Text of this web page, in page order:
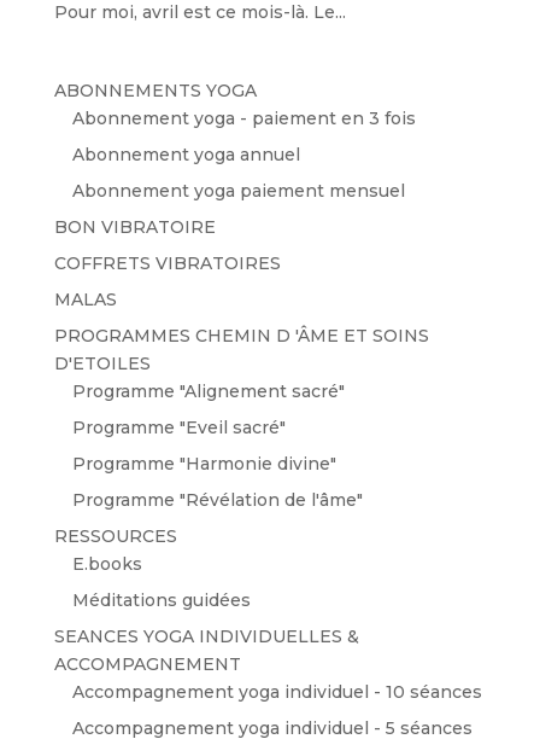
Pour moi, avril est ce mois-là. Le...
ABONNEMENTS YOGA
Abonnement yoga - paiement en 3 fois
Abonnement yoga annuel
Abonnement yoga paiement mensuel
BON VIBRATOIRE
COFFRETS VIBRATOIRES
MALAS
PROGRAMMES CHEMIN D 'ÂME ET SOINS
D'ETOILES
Programme "Alignement sacré"
Programme "Eveil sacré"
Programme "Harmonie divine"
Programme "Révélation de l'âme"
RESSOURCES
E.books
Méditations guidées
SEANCES YOGA INDIVIDUELLES &
ACCOMPAGNEMENT
Accompagnement yoga individuel - 10 séances
Accompagnement yoga individuel - 5 séances